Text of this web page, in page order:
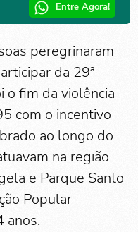
Entre Agora!
peregrinaram
da 29ª
o fim da violência
com o incentivo
ao longo do
na região
e Parque Santo
Popular
anos.